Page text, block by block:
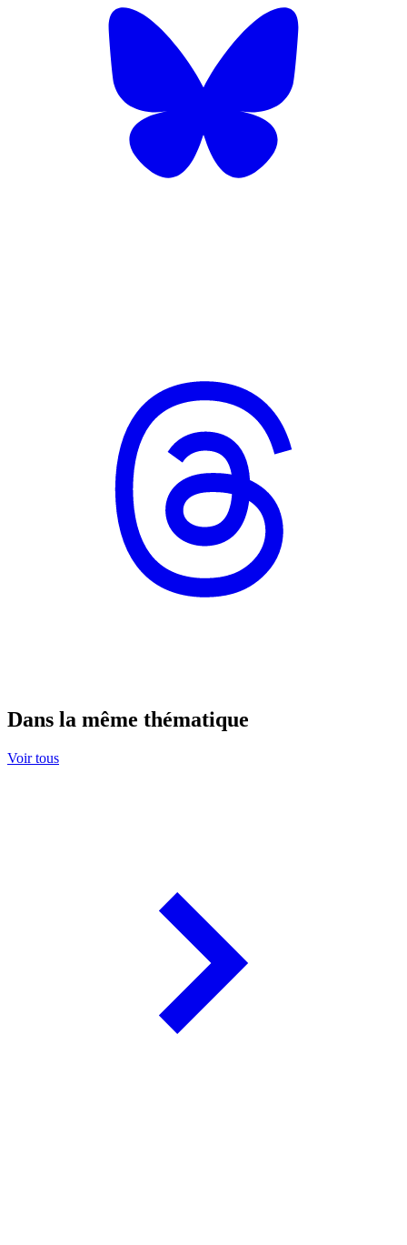
Dans la même thématique
Voir tous